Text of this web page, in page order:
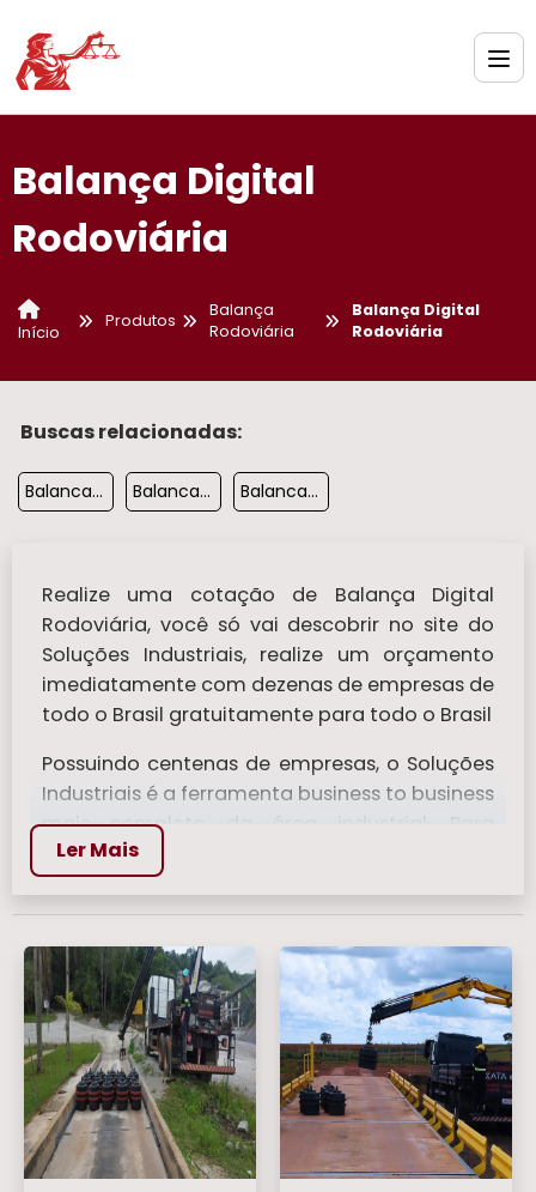
Balança Digital
Rodoviária
Início
Produtos
Balança
Rodoviária
Balança Digital
Rodoviária
Buscas relacionadas:
Balanca Rodoviaria Para Caminhoes Balanca Rodoviaria 120 Toneladas Balanca Rodoviaria 50 Toneladas
Realize uma cotação de Balança Digital
Rodoviária, você só vai descobrir no site do
Soluções Industriais, realize um orçamento
imediatamente com dezenas de empresas de
todo o Brasil gratuitamente para todo o Brasil
Possuindo centenas de empresas, o Soluções
Industriais é a ferramenta business to business
mais completo da área industrial. Para
realizar um orçamento de Balança Digital
Rodoviária, clique em um ou mais dos
anuciantes a seguir:
Veja mais:Balança Bioimpedancia|
Balanca de Mala|
Balanças Para Pesar
Comida|Balanca Digital 150 kg|Balanca
Analógicas.
Ler Mais